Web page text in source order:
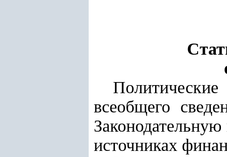
всеобщего
источниках